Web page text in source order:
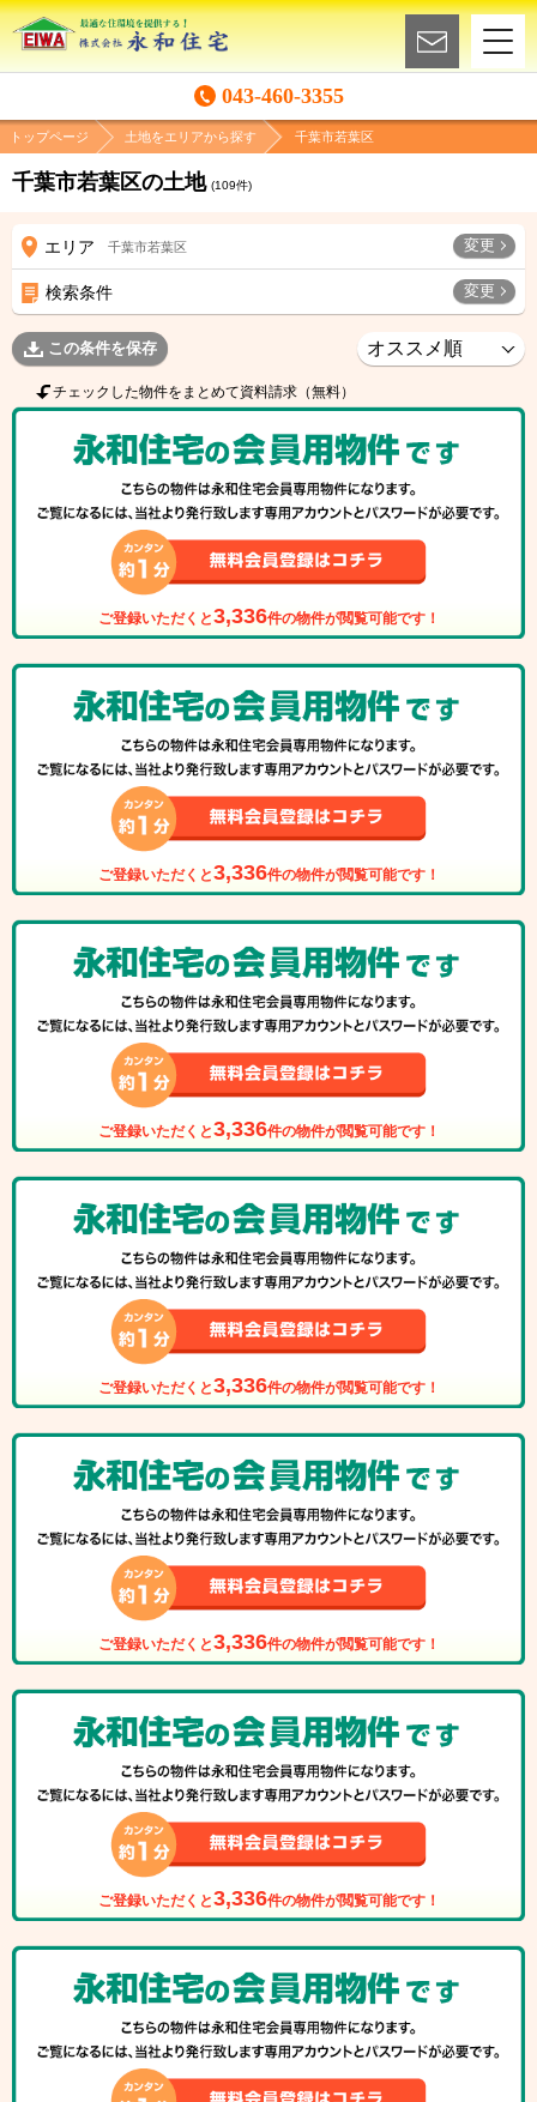
043-460-3355
トップページ 土地をエリアから探す 千葉市若葉区
千葉市若葉区の土地 (109件)
エリア 千葉市若葉区 変更
検索条件 変更
この条件を保存
チェックした物件をまとめて資料請求（無料）
ご登録いただくと3,336件の物件が閲覧可能です！
ご登録いただくと3,336件の物件が閲覧可能です！
ご登録いただくと3,336件の物件が閲覧可能です！
ご登録いただくと3,336件の物件が閲覧可能です！
ご登録いただくと3,336件の物件が閲覧可能です！
ご登録いただくと3,336件の物件が閲覧可能です！